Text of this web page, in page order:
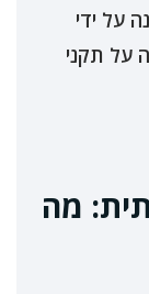
על ידי
על תקני
מה